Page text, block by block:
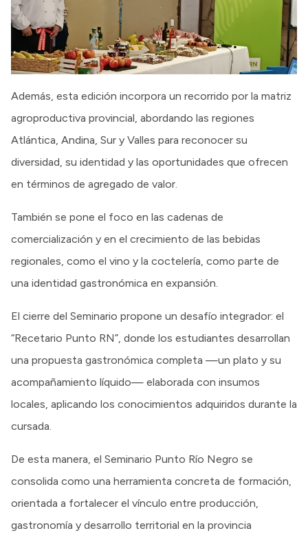
Además, esta edición incorpora un recorrido por la matriz
agroproductiva provincial, abordando las regiones
Atlántica, Andina, Sur y Valles para reconocer su
diversidad, su identidad y las oportunidades que ofrecen
en términos de agregado de valor.
También se pone el foco en las cadenas de
comercialización y en el crecimiento de las bebidas
regionales, como el vino y la coctelería, como parte de
una identidad gastronómica en expansión.
El cierre del Seminario propone un desafío integrador: el
“Recetario Punto RN”, donde los estudiantes desarrollan
una propuesta gastronómica completa —un plato y su
acompañamiento líquido— elaborada con insumos
locales, aplicando los conocimientos adquiridos durante la
cursada.
De esta manera, el Seminario Punto Río Negro se
consolida como una herramienta concreta de formación,
orientada a fortalecer el vínculo entre producción,
gastronomía y desarrollo territorial en la provincia